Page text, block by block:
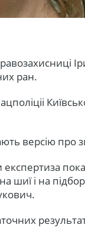
ран.
версію про
експертиза
шиї і на